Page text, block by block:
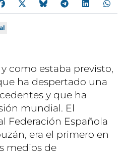
y como estaba previsto,
ha despertado una
y que ha
mundial. El
Federación Española
era el primero en
medios de